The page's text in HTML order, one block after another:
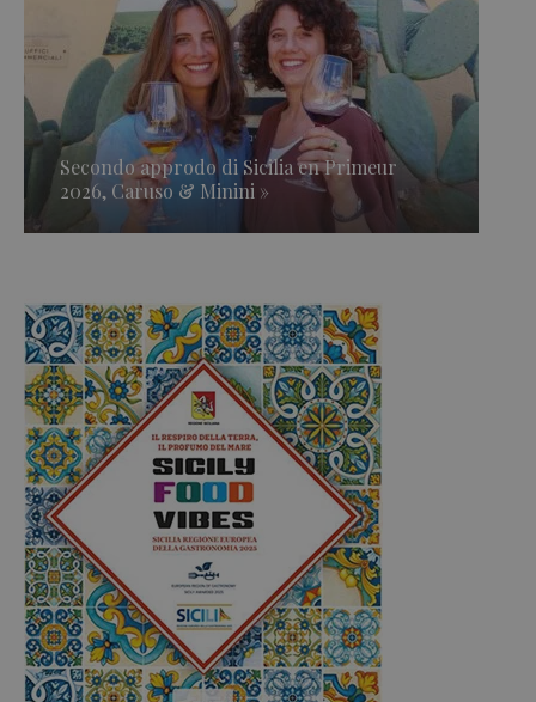
Secondo approdo di Sicilia en Primeur
2026, Caruso & Minini »